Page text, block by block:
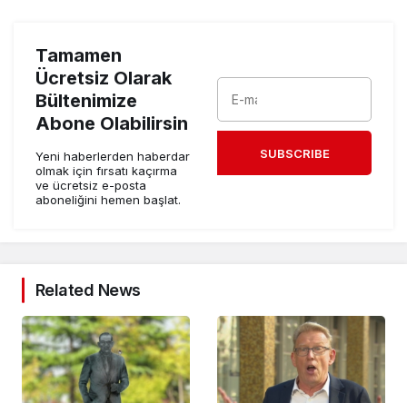
Tamamen
Ücretsiz Olarak
Bültenimize
Abone Olabilirsin
Yeni haberlerden haberdar
olmak için fırsatı kaçırma
ve ücretsiz e-posta
aboneliğini hemen başlat.
SUBSCRIBE
Related News